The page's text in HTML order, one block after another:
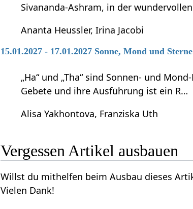
Sivananda-Ashram, in der
Ananta Heussler, Irina Jacobi
15.01.2027 - 17.01.2027 Sonne, Mond und
„Ha“ und „Tha“ sind Sonnen- und
Gebete und ihre Ausführung ist ein R…
Alisa Yakhontova, Franziska Uth
Vergessen‏‎ Artikel ausbauen
Willst du mithelfen beim Ausbau dieses Artikels zu Vergessen‏‎ ? Dann schicke doch
Vielen Dank!